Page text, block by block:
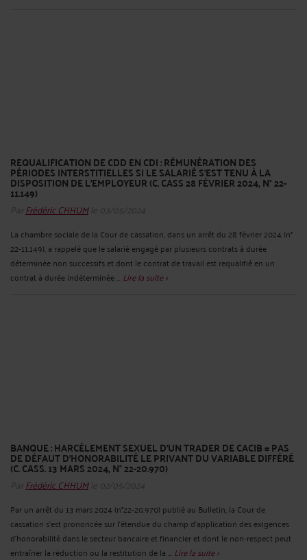
REQUALIFICATION DE CDD EN CDI : RÉMUNÉRATION DES
PÉRIODES INTERSTITIELLES SI LE SALARIÉ S’EST TENU À LA
DISPOSITION DE L’EMPLOYEUR (C. CASS 28 FÉVRIER 2024, N° 22-
11.149)
Par Frédéric CHHUMle 03/05/2024
La chambre sociale de la Cour de cassation, dans un arrêt du 28 février 2024 (n°
22-11.149), a rappelé que le salarié engagé par plusieurs contrats à durée
déterminée non successifs et dont le contrat de travail est requalifié en un
contrat à durée indéterminée ... Lire la suite >
BANQUE : HARCÈLEMENT SEXUEL D’UN TRADER DE CACIB = PAS
DE DÉFAUT D’HONORABILITÉ LE PRIVANT DU VARIABLE DIFFÉRÉ
(C. CASS. 13 MARS 2024, N° 22-20.970)
Par Frédéric CHHUMle 02/05/2024
Par un arrêt du 13 mars 2024 (n°22-20.970) publié au Bulletin, la Cour de
cassation s’est prononcée sur l’étendue du champ d’application des exigences
d’honorabilité dans le secteur bancaire et financier et dont le non-respect peut
entraîner la réduction ou la restitution de la ... Lire la suite >